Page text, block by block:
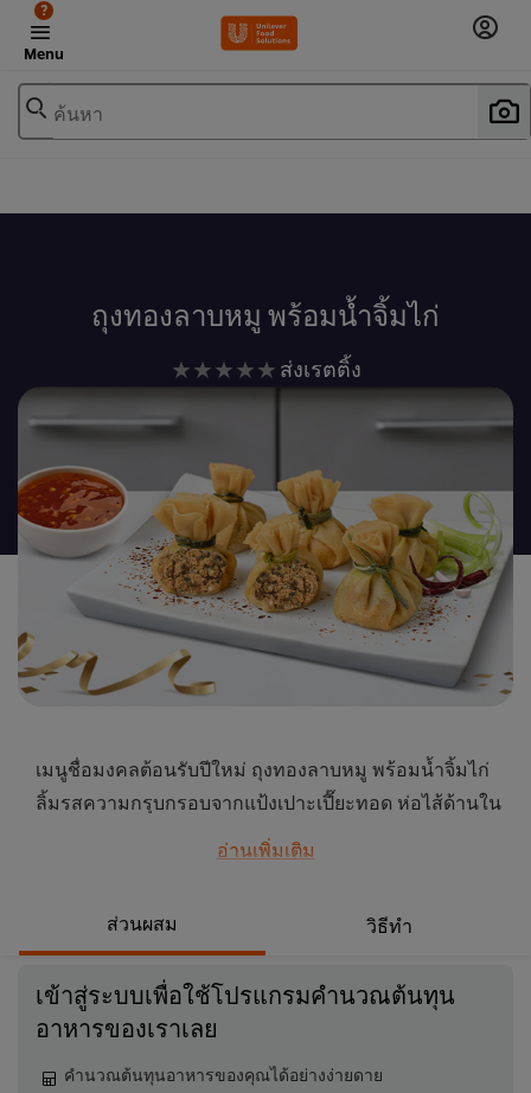
Menu
?
ค้นหา
ถุงทองลาบหมู พร้อมน้ำจิ้มไก่
ไม่มี
การ
สำหรับ
recipe
นี้
ส่งเรตติ้ง
เมนูชื่อมงคลต้อนรับปีใหม่ ถุงทองลาบหมู พร้อมน้ำจิ้มไก่
ลิ้มรสความกรุบกรอบจากแป้งเปาะเปี๊ยะทอด ห่อไส้ด้านใน
ด้วยลาบหมูรสแซ่บ รสชาติกลมกล่อม ทานคู่กับน้ำจิ้มไก่รส
อ่านเพิ่มเติม
ส่วนผสม วิธีทำ
เข้าสู่ระบบเพื่อใช้โปรแกรมคำนวณต้นทุน
อาหารของเราเลย
คำนวณต้นทุนอาหารของคุณได้อย่างง่ายดาย